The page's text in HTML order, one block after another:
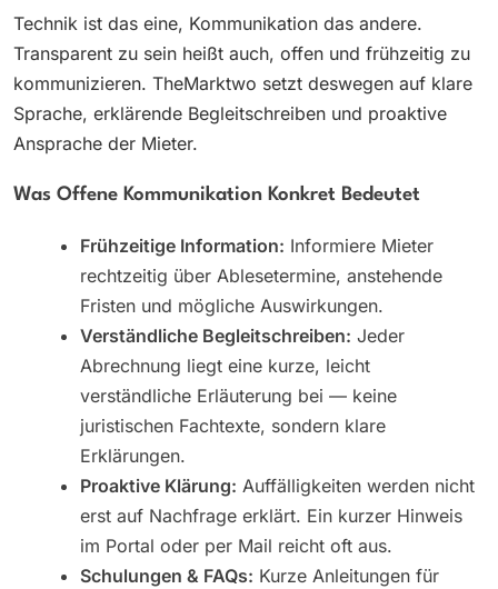
Technik ist das eine, Kommunikation das andere.
Transparent zu sein heißt auch, offen und frühzeitig zu
kommunizieren. TheMarktwo setzt deswegen auf klare
Sprache, erklärende Begleitschreiben und proaktive
Ansprache der Mieter.
Was Offene Kommunikation Konkret Bedeutet
Frühzeitige Information: Informiere Mieter
rechtzeitig über Ablesetermine, anstehende
Fristen und mögliche Auswirkungen.
Verständliche Begleitschreiben: Jeder
Abrechnung liegt eine kurze, leicht
verständliche Erläuterung bei — keine
juristischen Fachtexte, sondern klare
Erklärungen.
Proaktive Klärung: Auffälligkeiten werden nicht
erst auf Nachfrage erklärt. Ein kurzer Hinweis
im Portal oder per Mail reicht oft aus.
Schulungen & FAQs: Kurze Anleitungen für